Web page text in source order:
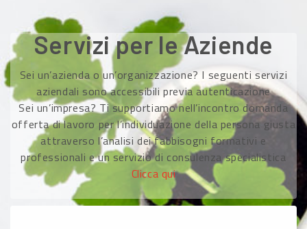
Servizi per le Aziende
Sei un’azienda o un’organizzazione? I seguenti servizi
aziendali sono accessibili previa autenticazione
Sei un’impresa? Ti supportiamo nell’incontro domanda
offerta di lavoro per l’individuazione della persona giusta
attraverso l’analisi dei fabbisogni formativi e
professionali e un servizio di consulenza specialistica
Clicca qui